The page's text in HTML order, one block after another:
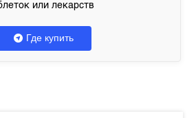
или лекарств
Где купить